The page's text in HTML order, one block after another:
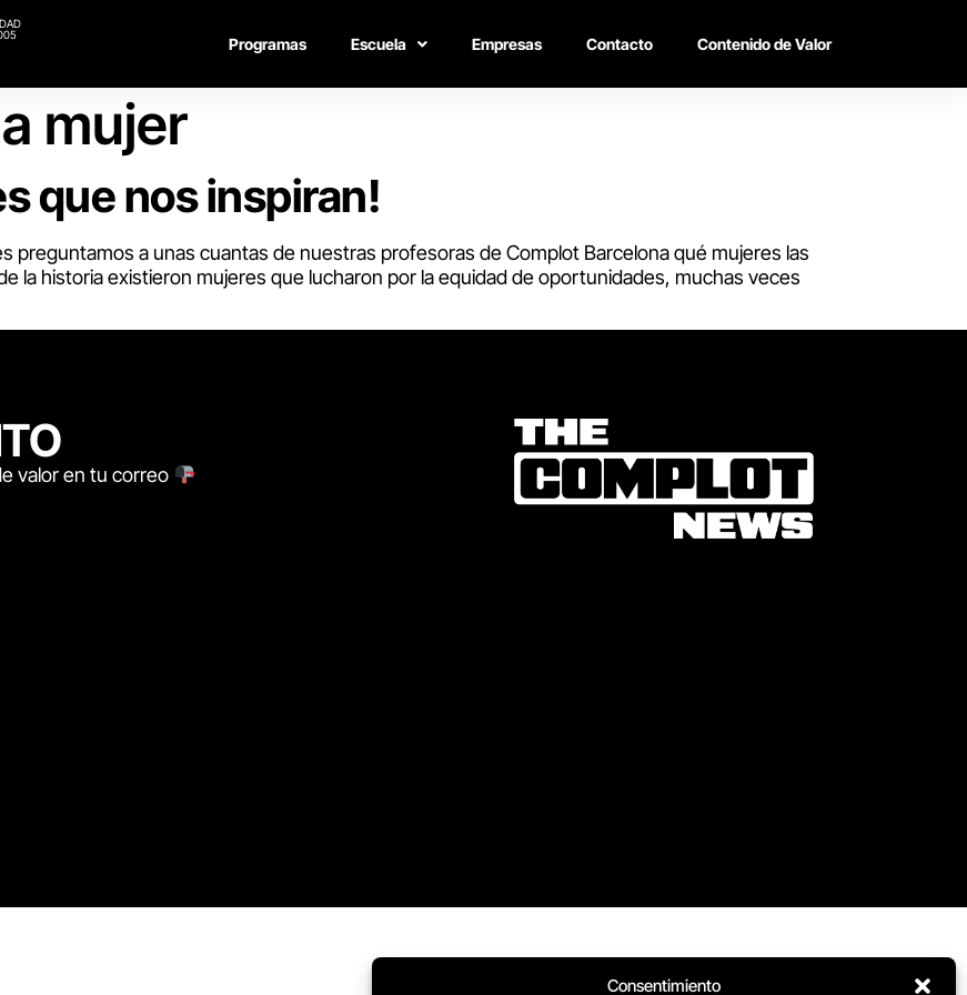
Consentimiento
Programas Escuela Empresas Contacto Contenido de Valor
mujer
que nos inspiran!
preguntamos a unas cuantas de nuestras profesoras de Complot Barcelona qué mujeres las
la historia existieron mujeres que lucharon por la equidad de oportunidades, muchas veces
valor en tu correo